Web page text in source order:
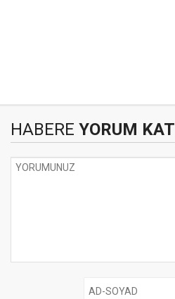
HABERE YORUM KAT